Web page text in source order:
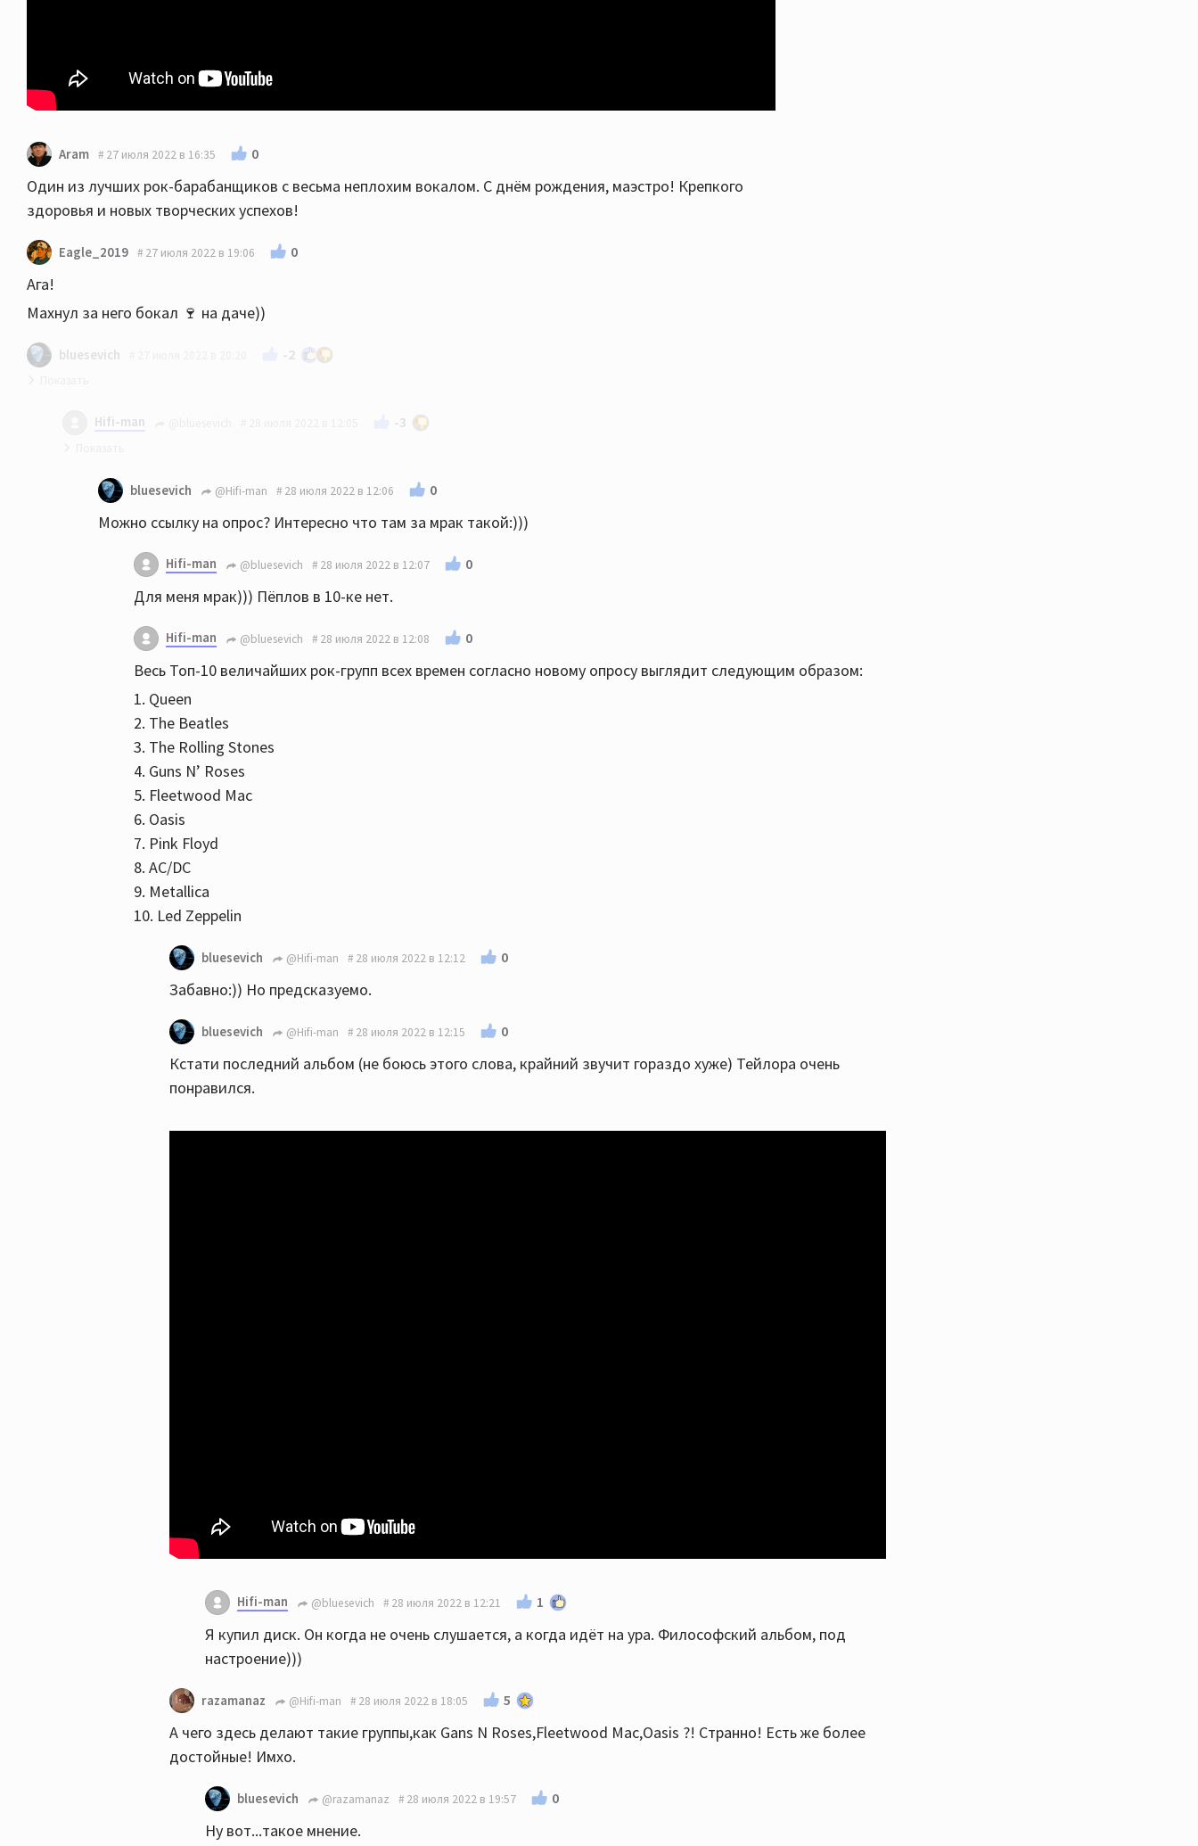
Aram 27 июля 2022 в 16:35 0
Один из лучших рок-барабанщиков с весьма неплохим вокалом. С днём рождения, маэстро! Крепкого
здоровья и новых творческих успехов!
Eagle_2019 27 июля 2022 в 19:06 0
Ага!
Махнул за него бокал 🍷 на даче))
bluesevich -2
обоим лета!
Hifi-man -3
Кстати, роллингам - 60 лет. И в британии сейчас все журналы пестрят их фотками, 70т. билетов
раскуплены на концерт. И к этому решили приурочить опрос о самой величайшей группе, надеясь, что
роллинги наконец-то обгонят битлов)) Результат опроса их очень удивил: с отрывом впереди - Queen -
26%; The Beatles - всё-таки вторые - 15%; The Rolling Stones - еле зацепились за 3-е - 6% Ну а далее
вообще мрак, удививший меня)))
bluesevich @Hifi-man 28 июля 2022 в 12:06 0
Можно ссылку на опрос? Интересно что там за мрак такой:)))
Hifi-man @bluesevich 28 июля 2022 в 12:07 0
Для меня мрак))) Пёплов в 10-ке нет.
Hifi-man @bluesevich 28 июля 2022 в 12:08 0
Весь Топ-10 величайших рок-групп всех времен согласно новому опросу выглядит следующим образом:
1. Queen
2. The Beatles
3. The Rolling Stones
4. Guns N’ Roses
5. Fleetwood Mac
6. Oasis
7. Pink Floyd
8. AC/DC
9. Metallica
10. Led Zeppelin
bluesevich @Hifi-man 28 июля 2022 в 12:12 0
Забавно:)) Но предсказуемо.
bluesevich @Hifi-man 28 июля 2022 в 12:15 0
Кстати последний альбом (не боюсь этого слова, крайний звучит гораздо хуже) Тейлора очень
понравился.
Hifi-man @bluesevich 28 июля 2022 в 12:21 1
Я купил диск. Он когда не очень слушается, а когда идёт на ура. Философский альбом, под
настроение)))
razamanaz @Hifi-man 28 июля 2022 в 18:05 5
А чего здесь делают такие группы,как Gans N Roses,Fleetwood Mac,Oasis ?! Странно! Есть же более
достойные! Имхо.
bluesevich @razamanaz 28 июля 2022 в 19:57 0
Ну вот...такое мнение.